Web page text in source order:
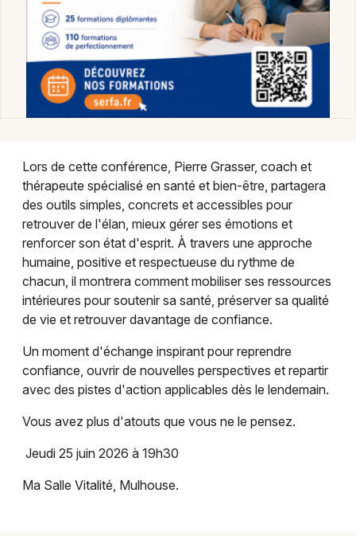
Conférences dans le Grand Est
Jeux concours
Artistes en tournée
Actus à Mulhouse
Magazine à Mulhouse
Actus tourisme & loisirs
Lors de cette conférence, Pierre Grasser, coach et
thérapeute spécialisé en santé et bien-être, partagera
des outils simples, concrets et accessibles pour
retrouver de l'élan, mieux gérer ses émotions et
renforcer son état d'esprit. À travers une approche
humaine, positive et respectueuse du rythme de
chacun, il montrera comment mobiliser ses ressources
intérieures pour soutenir sa santé, préserver sa qualité
de vie et retrouver davantage de confiance.
Un moment d'échange inspirant pour reprendre
confiance, ouvrir de nouvelles perspectives et repartir
avec des pistes d'action applicables dès le lendemain.
Vous avez plus d'atouts que vous ne le pensez.
Jeudi 25 juin 2026 à 19h30
Ma Salle Vitalité, Mulhouse.